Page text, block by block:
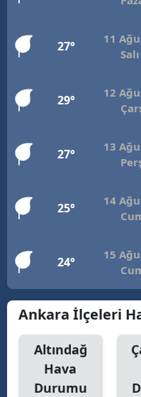
27°
11
Salı
29°
12
27°
13
25°
14
24°
15
Ankara İlçeleri
Altındağ
Hava
Durumu